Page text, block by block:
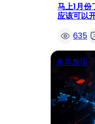
马上1月份
应该可以
635
奇异发现